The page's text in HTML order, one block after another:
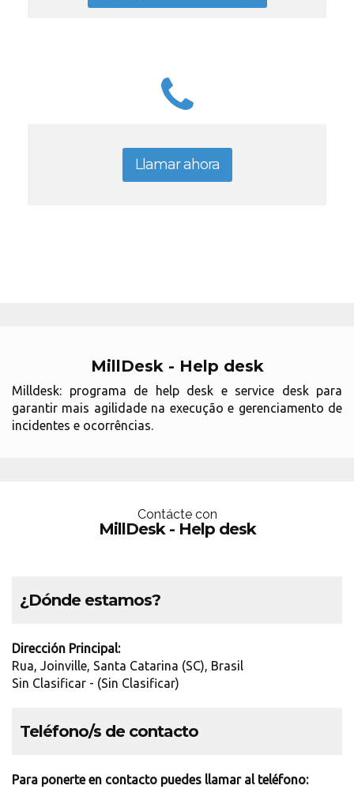
Llamar ahora
MillDesk - Help desk
Milldesk: programa de help desk e service desk para
garantir mais agilidade na execução e gerenciamento de
incidentes e ocorrências.
Contácte con
MillDesk - Help desk
¿Dónde estamos?
Dirección Principal:
Rua, Joinville, Santa Catarina (SC), Brasil
Sin Clasificar - (Sin Clasificar)
Teléfono/s de contacto
Para ponerte en contacto puedes llamar al teléfono: